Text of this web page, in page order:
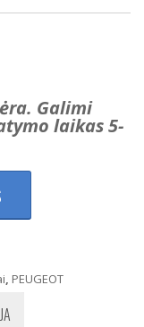
Galimi
laikas 5-
, PEUGEOT